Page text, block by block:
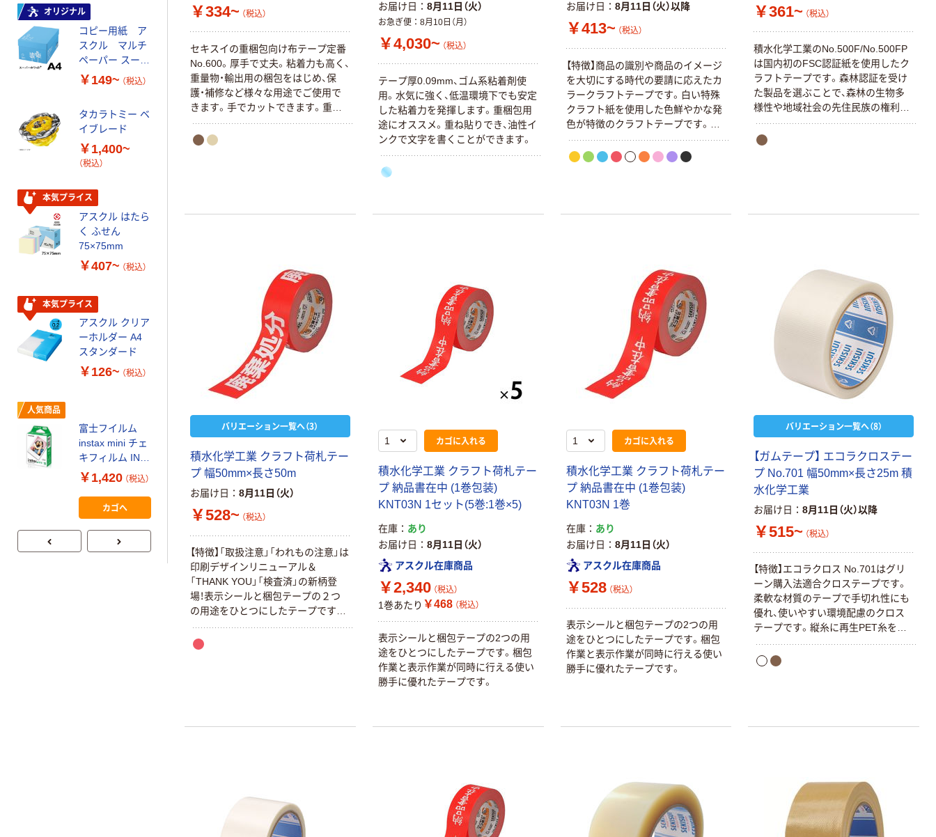
￥334~ （税込）
セキスイの重梱包向け布テープ定番
No.600。厚手で丈夫。粘着力も高く、
重量物・輸出用の梱包をはじめ、保
護・補修など様々な用途でご使用で
きます。手でカットできます。重ね
貼りできます。油性インクで文字書
きできます。赤糊タイプ。
お届け日 8月11日（火）
お急ぎ便 8月10日（月）
￥4,030~ （税込）
テープ厚0.09mm、ゴム系粘着剤使
用。水気に強く、低温環境下でも安定
した粘着力を発揮します。重梱包用
途にオススメ。重ね貼りでき、油性イ
ンクで文字を書くことができます。
お届け日 8月11日（火）以降
￥413~ （税込）
【特徴】商品の識別や商品のイメージ
を大切にする時代の要請に応えたカ
ラークラフトテープです。白い特殊
クラフト紙を使用した色鮮やかな発
色が特徴のクラフトテープです。簡
単につぶせて廃棄しやすい「エコ紙
芯」使用しています。重ね貼り不可。
￥361~ （税込）
積水化学工業のNo.500F/No.500FP
は国内初のFSC認証紙を使用したク
ラフトテープです。森林認証を受け
た製品を選ぶことで、森林の生物多
様性や地域社会の先住民族の権利を
守り、適切な森林管理を行う林業者
や地域を支援し、世界全体の森林保
バリエーション一覧へ（3）
積水化学工業 クラフト荷札テー
プ 幅50mm×長さ50m
お届け日 8月11日（火）
￥528~ （税込）
【特徴】「取扱注意」「われもの注意」は
印刷デザインリニューアル＆
「THANK YOU」「検査済」の新柄登
場！表示シールと梱包テープの２つ
の用途をひとつにしたテープです。
見やすい幅広50mmのクラフト荷札
テープです。【用途】大切な物のダン
カゴに入れる
積水化学工業 クラフト荷札テー
プ 納品書在中 (1巻包装)
KNT03N 1セット(5巻:1巻×5)
在庫
あり
お届け日
8月11日（火）
アスクル在庫商品
￥2,340 （税込）
1巻あたり ￥468 （税込）
表示シールと梱包テープの2つの用
途をひとつにしたテープです。梱包
作業と表示作業が同時に行える使い
勝手に優れたテープです。
カゴに入れる
積水化学工業 クラフト荷札テー
プ 納品書在中 (1巻包装)
KNT03N 1巻
在庫
あり
お届け日
8月11日（火）
アスクル在庫商品
￥528 （税込）
表示シールと梱包テープの2つの用
途をひとつにしたテープです。梱包
作業と表示作業が同時に行える使い
勝手に優れたテープです。
バリエーション一覧へ（8）
【ガムテープ】 エコラクロステー
プ No.701 幅50mm×長さ25m 積
水化学工業
お届け日 8月11日（火）以降
￥515~ （税込）
【特徴】エコラクロス No.701はグリ
ーン購入法適合クロステープです。
柔軟な材質のテープで手切れ性にも
優れ、使いやすい環境配慮のクロス
テープです。縦糸に再生PET糸を使
用しています。低温での作業環境下
でも安定した性能を発揮します。【用
オリジナル
コピー用紙 ア
スクル マルチ
ペーパー スーパ
ーホワイト+
￥149~ （税込）
タカラトミー ベ
イブレード
￥1,400~
（税込）
本気プライス
アスクル はたら
く ふせん
75×75mm
￥407~ （税込）
本気プライス
アスクル クリア
ーホルダー A4
スタンダード
￥126~ （税込）
人気商品
富士フイルム
instax mini チェ
キフィルム INS
MINI JP1 1パッ
ク（10枚入り）
￥1,420 （税込）
カゴへ
オリジナル
ゴミ袋 エコノミ
ータイプ 乳白半
透明 高密度タイ
プ 詰替用 バイ
オマス素材10％
配合
￥616~ （税込）
150組 5箱入 ア
スクル スマート
コンパクト ビ
ビッド PEFC認
￥328~ （税込）
コピー用紙 マ
ルチペーパー
スーパーエコノ
ミー+
￥149~
本気プライス
アスクル はたら
く ふせん
本気プライス
パー ダブル60
100% 6ロール
リサイクル100
芯あり FSC認
証
￥460~ （税込）
オリジナル
乾電池 単4
電池 北欧パッ
ケージ アスク
100μ（ミクロン）
（税込）
ペーパータオル
中判 再生紙
100％ 200枚
オリジナル
アスクル 「現場
のチカラ」 養生
テープ
￥358~ （税込）
サントリー 伊右
ぞ。」 緑茶
￥528~ （税込）
オリジナル
チックグローブ
粉なし（パウダ
（税込）
アスクル はたら
75×25mm
￥377~ （税込）
本気プライス
￥124~
本気プライス
アスクル セロハ
￥216~
アスクル トイ
レクリーナー
トイレシート
オリジナル
本気プライス
アスクル フラッ
トファイル エコ
ノミータイプ
PRO【純正】テー
プ 白ラベル
12mm幅 （黒文
￥914~
WW2
￥1,580~
（税込）
本気プライス
トイレットペー
証